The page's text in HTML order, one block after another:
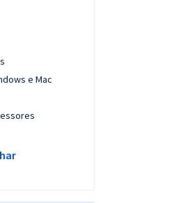
e Mac